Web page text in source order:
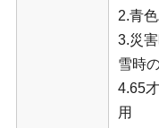
2.青
3.災
雪時
4.65
用